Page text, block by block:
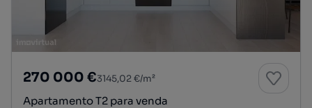
270 000 €3145,02 €/m²
Apartamento T2 para venda